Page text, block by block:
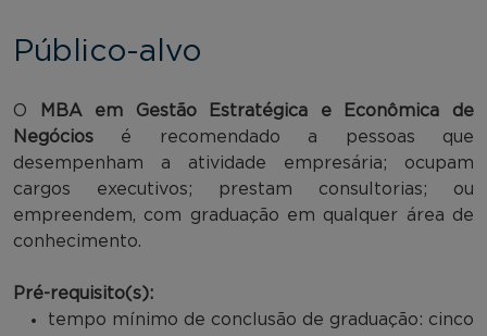
Público-alvo
O
MBA em Gestão Estratégica e Econômica de
Negócios é recomendado a pessoas que
desempenham a atividade empresária; ocupam
cargos executivos; prestam consultorias; ou
empreendem, com graduação em qualquer área de
conhecimento.
Pré-requisito(s):
tempo mínimo de conclusão de graduação: cinco